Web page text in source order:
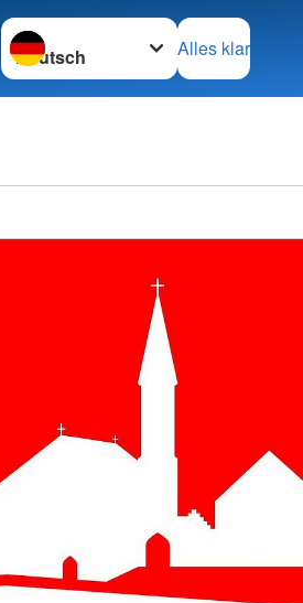
Sprache wechseln zu
Alles klar